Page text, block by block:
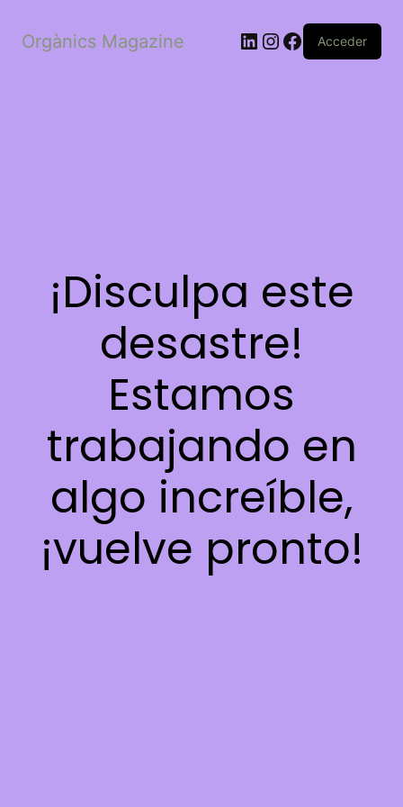
Orgànics Magazine LinkedIn
Instagram
Facebook
Acceder
¡Disculpa este
desastre!
Estamos
trabajando en
algo increíble,
¡vuelve pronto!